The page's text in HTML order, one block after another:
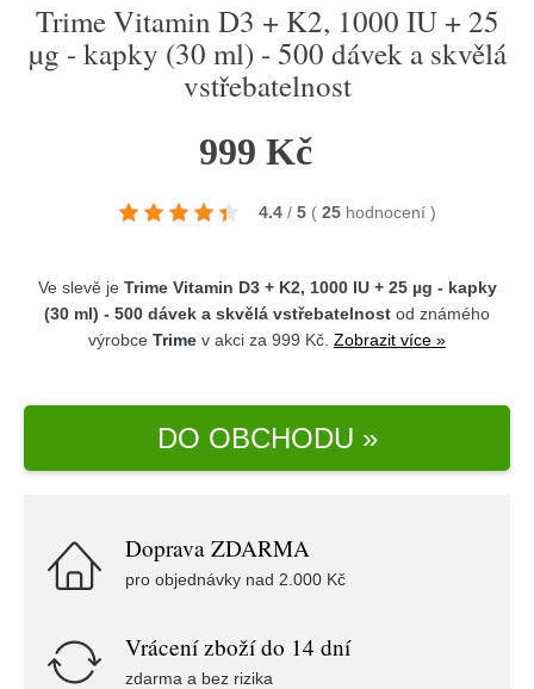
Trime Vitamin D3 + K2, 1000 IU + 25
µg - kapky (30 ml) - 500 dávek a skvělá
vstřebatelnost
999 Kč
4.4 / 5 ( 25 hodnocení )
Ve slevě je Trime Vitamin D3 + K2, 1000 IU + 25 µg - kapky
(30 ml) - 500 dávek a skvělá vstřebatelnost od známého
výrobce Trime v akci za 999 Kč. Zobrazit více »
DO OBCHODU »
Doprava ZDARMA
pro objednávky nad 2.000 Kč
Vrácení zboží do 14 dní
zdarma a bez rizika